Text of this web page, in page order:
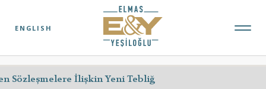
ENGLISH